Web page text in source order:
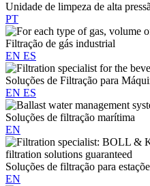
Unidade de limpeza de alta
PT
Filtração de gás industrial
EN ES
Soluções de Filtração para
EN ES
Soluções de filtração marítima
EN
Soluções de filtração para
EN